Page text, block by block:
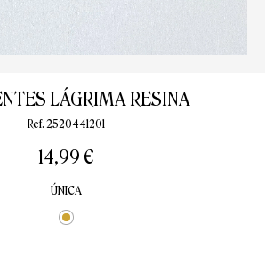
LÁGRIMA RESINA
Ref. 2520441201
14,99 €
ÚNICA